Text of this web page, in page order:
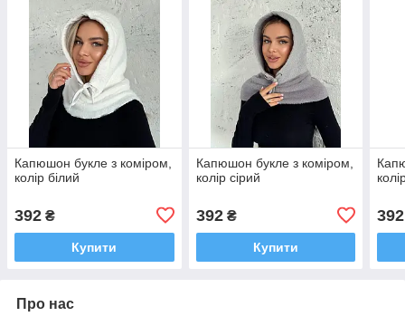
Капюшон букле з коміром,
колір білий
392 ₴
Купити
Капюшон букле з коміром,
колір сірий
392₴
Купити
392
Про нас